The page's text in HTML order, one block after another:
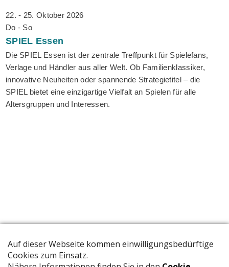
22. - 25. Oktober 2026
Do - So
SPIEL Essen
Die SPIEL Essen ist der zentrale Treffpunkt für Spielefans,
Verlage und Händler aus aller Welt. Ob Familienklassiker,
innovative Neuheiten oder spannende Strategietitel – die
SPIEL bietet eine einzigartige Vielfalt an Spielen für alle
Altersgruppen und Interessen.